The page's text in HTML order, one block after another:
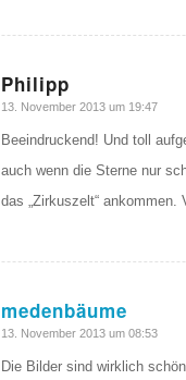
Philipp
sagte:
13. November 2013 um 19:47
Beeindruckend! Und toll
auch wenn die Sterne nur
das „Zirkuszelt“ ankommen.
medenbäume
sagte:
13. November 2013 um 08:53
Die Bilder sind wirklich